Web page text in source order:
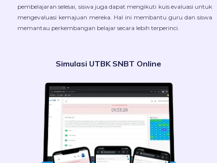
pembelajaran selesai, siswa juga dapat mengikuti kuis evaluasi untuk
mengevaluasi kemajuan mereka. Hal ini membantu guru dan siswa
memantau perkembangan belajar secara lebih terperinci.
Simulasi UTBK SNBT Online